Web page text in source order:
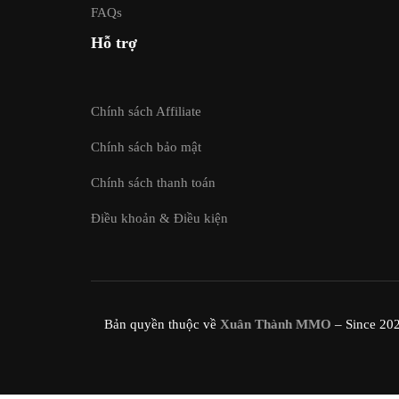
FAQs
Hỗ trợ
Chính sách Affiliate
Chính sách bảo mật
Chính sách thanh toán
Điều khoản & Điều kiện
Bản quyền thuộc về Xuân Thành MMO – Since